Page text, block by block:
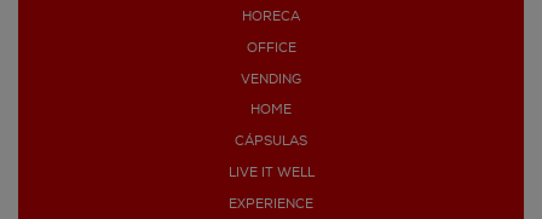
HORECA
OFFICE
VENDING
HOME
CÁPSULAS
LIVE IT WELL
EXPERIENCE